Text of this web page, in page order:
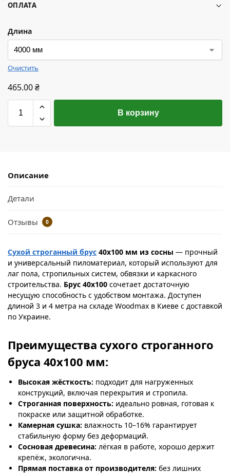
ОПЛАТА
Длина
Очистить
465.00₴
В корзину
Описание
Детали
Отзывы 0
Сухой строганный брус 40х100 мм из сосны — прочный
и универсальный пиломатериал, который используют для
лаг пола, стропильных систем, обвязки и каркасного
строительства. Брус 40х100 сочетает достаточную
несущую способность с удобством монтажа. Доступен
длиной 3 и 4 метра на складе Woodmax в Киеве с доставкой
по Украине.
Преимущества сухого строганного
бруса 40х100 мм:
Высокая жёсткость: подходит для нагруженных
конструкций, включая перекрытия и стропила.
Строганная поверхность: идеально ровная, готовая к
покраске или защитной обработке.
Камерная сушка: влажность 10–16% гарантирует
стабильную форму без деформаций.
Сосновая древесина: лёгкая в работе, хорошо держит
крепёж, экологична.
Прямая поставка от производителя: без лишних